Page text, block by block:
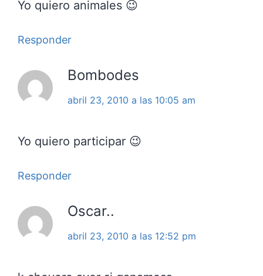
Yo quiero animales 😉
Responder
Bombodes
abril 23, 2010 a las 10:05 am
Yo quiero participar 😉
Responder
Oscar..
abril 23, 2010 a las 12:52 pm